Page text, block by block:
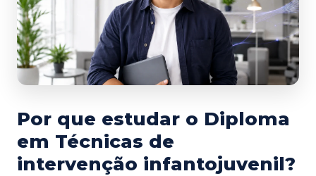
Por que estudar o Diploma
em Técnicas de
intervenção infantojuvenil?